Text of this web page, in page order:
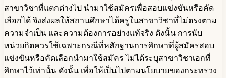
สาขาวิชาที่แตกต่างไป นำมาใช้สมัครเพื่อสอบแข่งขันหรือคัด
เลือกได้ จึงส่งผลให้สถานศึกษาได้ครูในสาขาวิชาที่ไม่ตรงตาม
ความจำเป็น และความต้องการอย่างแท้จริง ดังนั้น การนับ
หน่วยกิตควรใช้เฉพาะกรณีที่หลักฐานการศึกษาที่ผู้สมัครสอบ
แข่งขันหรือคัดเลือกนำมาใช้สมัคร ไม่ได้ระบุสาขาวิชาเอกที่
ศึกษาไว้เท่านั้น ดังนั้น เพื่อให้เป็นไปตามนโยบายของกระทรวง